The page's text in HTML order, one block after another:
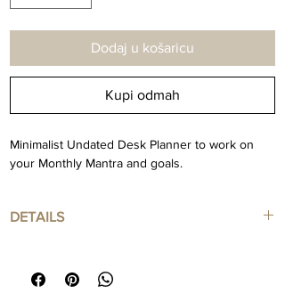
Dodaj u košaricu
Kupi odmah
Minimalist Undated Desk Planner to work on
your Monthly Mantra and goals.
DETAILS
80 gr. Color light gray paper